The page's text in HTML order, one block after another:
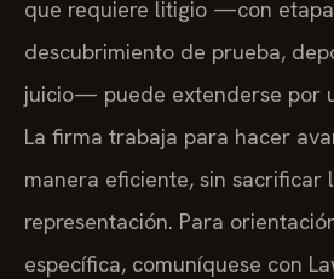
que requiere litigio —con
descubrimiento de prueba,
juicio— puede extenderse por
La firma trabaja para hacer
manera eficiente, sin sacrificar
representación. Para
específica, comuníquese con